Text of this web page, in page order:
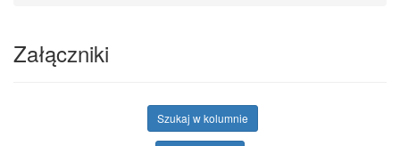
Załączniki
Szukaj w kolumnie